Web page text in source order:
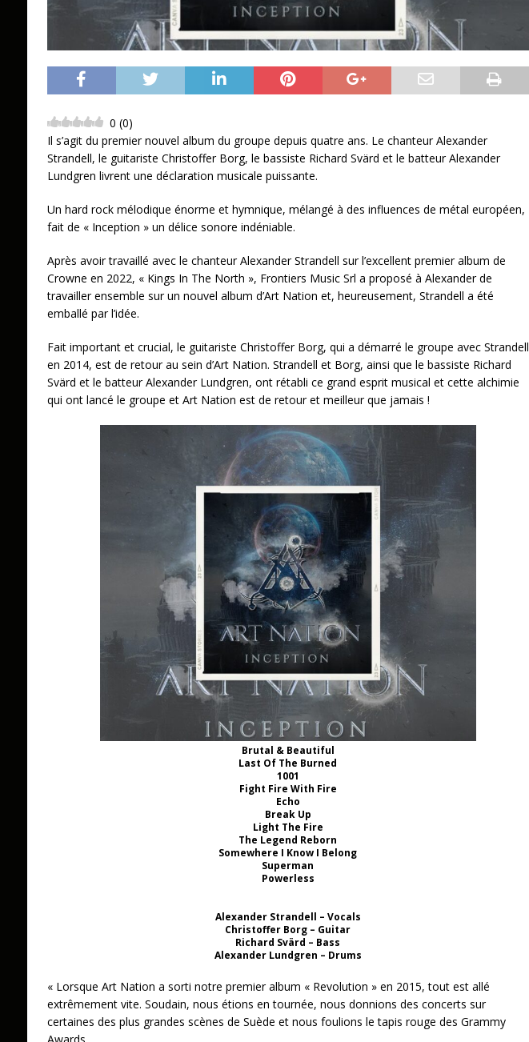
0 (0)
Il s’agit du premier nouvel album du groupe depuis quatre ans. Le chanteur Alexander
Strandell, le guitariste Christoffer Borg, le bassiste Richard Svärd et le batteur Alexander
Lundgren livrent une déclaration musicale puissante.
Un hard rock mélodique énorme et hymnique, mélangé à des influences de métal européen,
fait de « Inception » un délice sonore indéniable.
Après avoir travaillé avec le chanteur Alexander Strandell sur l’excellent premier album de
Crowne en 2022, « Kings In The North », Frontiers Music Srl a proposé à Alexander de
travailler ensemble sur un nouvel album d’Art Nation et, heureusement, Strandell a été
emballé par l’idée.
Fait important et crucial, le guitariste Christoffer Borg, qui a démarré le groupe avec Strandell
en 2014, est de retour au sein d’Art Nation. Strandell et Borg, ainsi que le bassiste Richard
Svärd et le batteur Alexander Lundgren, ont rétabli ce grand esprit musical et cette alchimie
qui ont lancé le groupe et Art Nation est de retour et meilleur que jamais !
Brutal & Beautiful
Last Of The Burned
1001
Fight Fire With Fire
Echo
Break Up
Light The Fire
The Legend Reborn
Somewhere I Know I Belong
Superman
Powerless
Alexander Strandell – Vocals
Christoffer Borg – Guitar
Richard Svärd – Bass
Alexander Lundgren – Drums
« Lorsque Art Nation a sorti notre premier album « Revolution » en 2015, tout est allé
extrêmement vite. Soudain, nous étions en tournée, nous donnions des concerts sur
certaines des plus grandes scènes de Suède et nous foulions le tapis rouge des Grammy